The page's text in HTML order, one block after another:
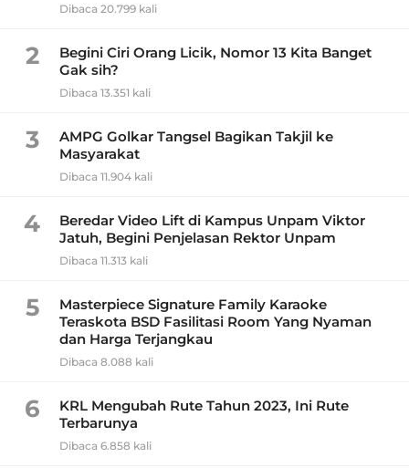
Dibaca 20.799 kali
2
Begini Ciri Orang Licik, Nomor 13 Kita Banget
Gak sih?
Dibaca 13.351 kali
3
AMPG Golkar Tangsel Bagikan Takjil ke
Masyarakat
Dibaca 11.904 kali
4
Beredar Video Lift di Kampus Unpam Viktor
Jatuh, Begini Penjelasan Rektor Unpam
Dibaca 11.313 kali
5
Masterpiece Signature Family Karaoke
Teraskota BSD Fasilitasi Room Yang Nyaman
dan Harga Terjangkau
Dibaca 8.088 kali
6
KRL Mengubah Rute Tahun 2023, Ini Rute
Terbarunya
Dibaca 6.858 kali